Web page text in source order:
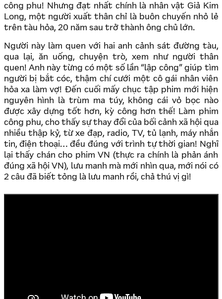
công phu! Nhưng đạt nhất chính là nhân vật Giả Kim
Long, một người xuất thân chỉ là buôn chuyến nhỏ lẻ
trên tàu hỏa, 20 năm sau trở thành ông chủ lớn.
Người này làm quen với hai anh cảnh sát đường tàu,
qua lại, ăn uống, chuyện trò, xem như người thân
quen! Anh này từng có một số lần “lập công” giúp tìm
người bị bắt cóc, thậm chí cưới một cô gái nhân viên
hỏa xa làm vợ! Đến cuối mấy chục tập phim mới hiện
nguyên hình là trùm ma túy, không cái vỏ bọc nào
được xây dựng tốt hơn, kỳ công hơn thế! Làm phim
công phu, cho thấy sự thay đổi của bối cảnh xã hội qua
nhiều thập kỷ, từ xe đạp, radio, TV, tủ lạnh, máy nhắn
tin, điện thoại… đều đúng với trình tự thời gian! Nghĩ
lại thấy chán cho phim VN (thực ra chính là phản ánh
đúng xã hội VN), lưu manh mà mới nhìn qua, mới nói có
2 câu đã biết tỏng là lưu manh rồi, chả thú vị gì!